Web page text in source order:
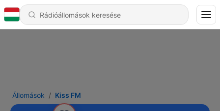
Állomások Kiss FM